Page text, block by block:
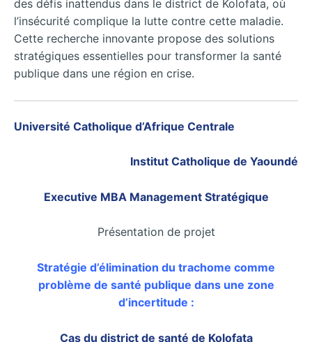
des défis inattendus dans le district de Kolofata, où
l’insécurité complique la lutte contre cette maladie.
Cette recherche innovante propose des solutions
stratégiques essentielles pour transformer la santé
publique dans une région en crise.
Université Catholique d’Afrique Centrale
Institut Catholique de Yaoundé
Executive MBA Management Stratégique
Présentation de projet
Stratégie d’élimination du trachome comme
problème de santé publique dans une zone
d’incertitude :
Cas du district de santé de Kolofata